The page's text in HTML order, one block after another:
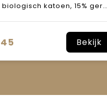
katoen, 15% gerecycled polyester.
Bekijk